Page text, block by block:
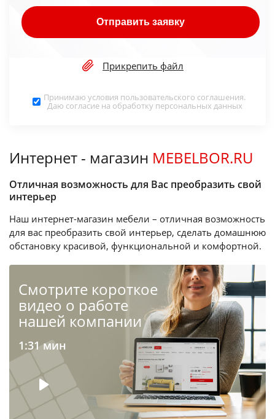
Отправить заявку
Прикрепить файл
Принимаю условия пользовательского соглашения.
Даю согласие на обработку персональных данных
Интернет - магазин MEBELBOR.RU
Отличная возможность для Вас преобразить свой
интерьер
Наш интернет-магазин мебели – отличная возможность
для вас преобразить свой интерьер, сделать домашнюю
обстановку красивой, функциональной и комфортной.
Cмотрите короткое
видео о работе
нашей компании
1:31 мин